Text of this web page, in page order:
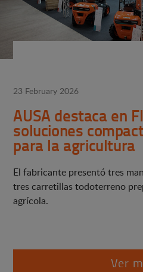
23 February 2026
AUSA destaca en
soluciones
para la agricultura
El fabricante presentó tres
tres carretillas todoterreno
agrícola.
Ver